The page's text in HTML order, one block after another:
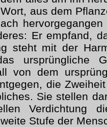
aus dem
Er empfand,
steht mit der
ursprüngliche
von dem
die
Sie stellen
Verdichtung
Stufe der